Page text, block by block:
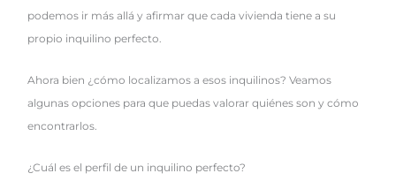
podemos ir más allá y afirmar que cada vivienda tiene a su
propio inquilino perfecto.
Ahora bien ¿cómo localizamos a esos inquilinos? Veamos
algunas opciones para que puedas valorar quiénes son y cómo
encontrarlos.
¿Cuál es el perfil de un inquilino perfecto?